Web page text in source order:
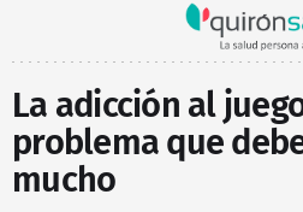
La adicción al
problema que
mucho